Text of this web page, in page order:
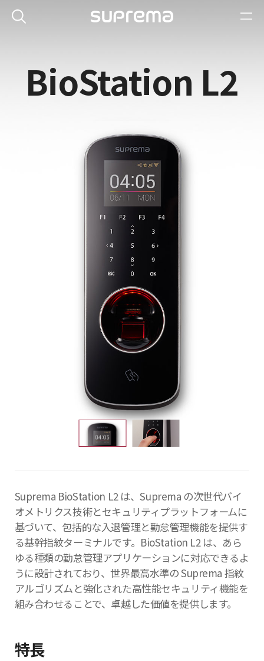
BioStation L2
Suprema BioStation L2 は、Suprema の次世代バイ
オメトリクス技術とセキュリティプラットフォームに
基づいて、包括的な入退管理と勤怠管理機能を提供す
る基幹指紋ターミナルです。BioStation L2 は、あら
ゆる種類の勤怠管理アプリケーションに対応できるよ
うに設計されており、世界最高水準の Suprema 指紋
アルゴリズムと強化された高性能セキュリティ機能を
組み合わせることで、卓越した価値を提供します。
特長